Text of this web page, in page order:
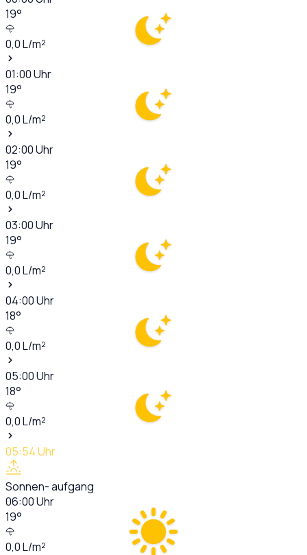
19°
0,0L/m²
01:00Uhr
19°
0,0L/m²
02:00Uhr
19°
0,0L/m²
03:00Uhr
19°
0,0L/m²
04:00Uhr
18°
0,0L/m²
05:00Uhr
18°
0,0L/m²
05:54Uhr
Sonnen- aufgang
06:00Uhr
19°
0,0L/m²